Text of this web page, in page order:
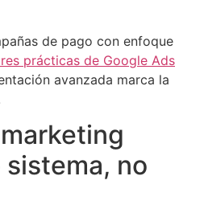
de pago con enfoque
prácticas de Google Ads
avanzada marca la
no